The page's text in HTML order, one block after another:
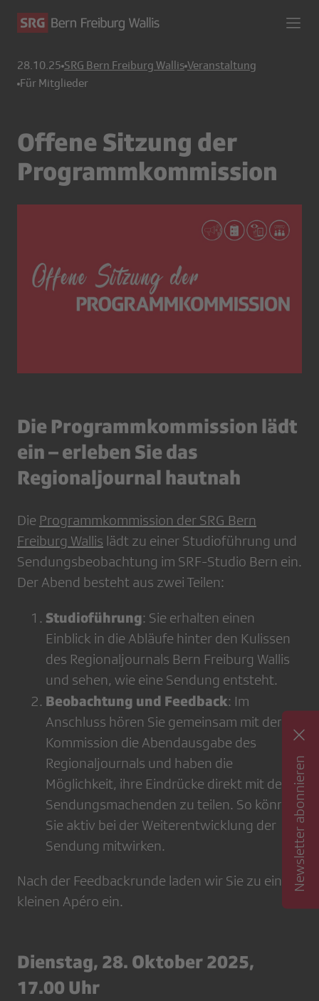
28.10.25 SRG Bern Freiburg Wallis Veranstaltung
Für Mitglieder
Offene Sitzung der
Programmkommission
Die Programmkommission lädt
ein – erleben Sie das
Regionaljournal hautnah
Die Programmkommission der SRG Bern
Freiburg Wallis lädt zu einer Studioführung und
Sendungsbeobachtung im SRF-Studio Bern ein.
Der Abend besteht aus zwei Teilen:
Studioführung: Sie erhalten einen
Einblick in die Abläufe hinter den Kulissen
des Regionaljournals Bern Freiburg Wallis
und sehen, wie eine Sendung entsteht.
Beobachtung und Feedback: Im
Anschluss hören Sie gemeinsam mit der
Kommission die Abendausgabe des
Regionaljournals und haben die
Möglichkeit, ihre Eindrücke direkt mit den
Sendungsmachenden zu teilen. So können
Sie aktiv bei der Weiterentwicklung der
Sendung mitwirken.
Nach der Feedbackrunde laden wir Sie zu einem
kleinen Apéro ein.
Dienstag, 28. Oktober 2025,
17.00 Uhr
Newsletter abonnieren